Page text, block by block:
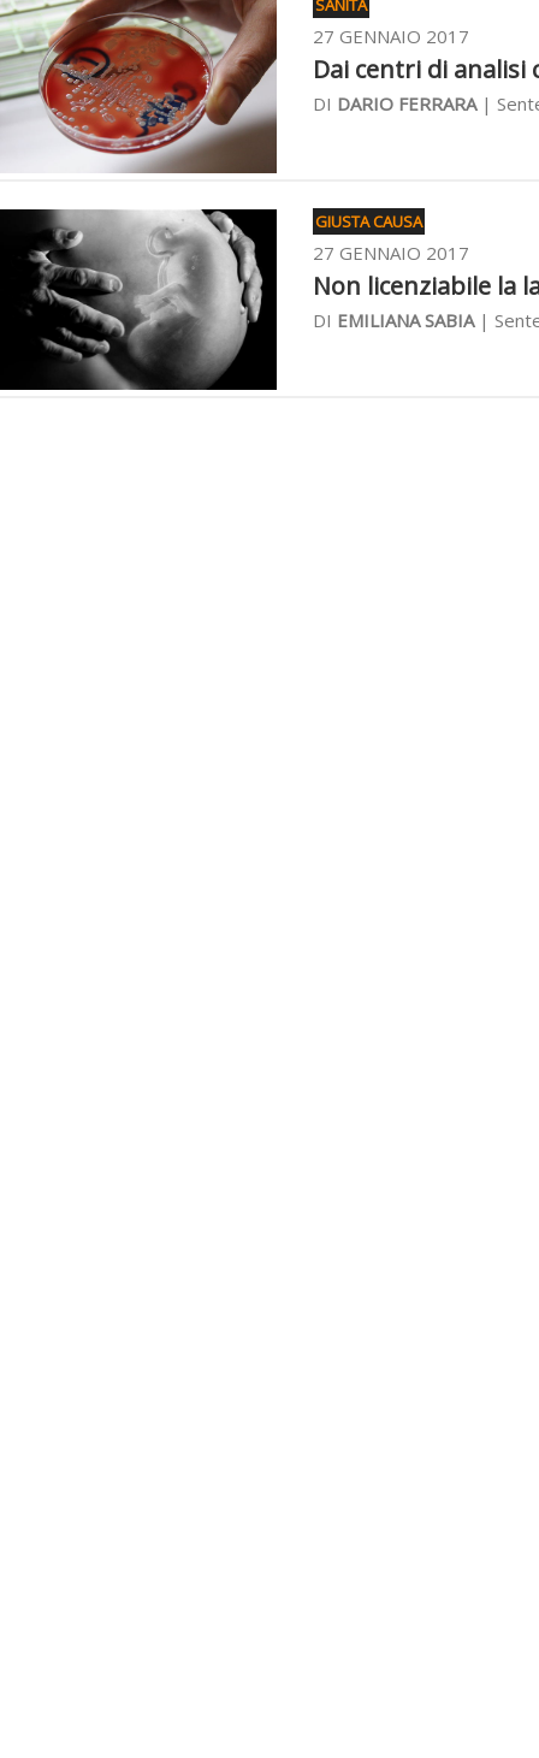
SANITÀ
27 GENNAIO 2017
Dai centri di analisi
DI DARIO FERRARA|
GIUSTA CAUSA
27 GENNAIO 2017
Non licenziabile la
DI EMILIANA SABIA|